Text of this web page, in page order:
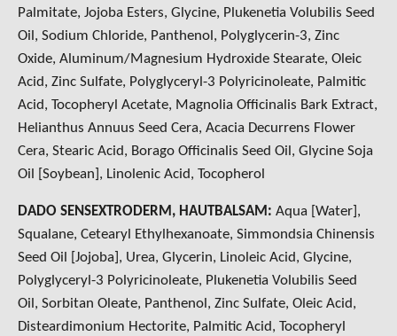
Palmitate, Jojoba Esters, Glycine, Plukenetia Volubilis Seed
Oil, Sodium Chloride, Panthenol, Polyglycerin-3, Zinc
Oxide, Aluminum/Magnesium Hydroxide Stearate, Oleic
Acid, Zinc Sulfate, Polyglyceryl-3 Polyricinoleate, Palmitic
Acid, Tocopheryl Acetate, Magnolia Officinalis Bark Extract,
Helianthus Annuus Seed Cera, Acacia Decurrens Flower
Cera, Stearic Acid, Borago Officinalis Seed Oil, Glycine Soja
Oil [Soybean], Linolenic Acid, Tocopherol
DADO SENSEXTRODERM, HAUTBALSAM: Aqua [Water],
Squalane, Cetearyl Ethylhexanoate, Simmondsia Chinensis
Seed Oil [Jojoba], Urea, Glycerin, Linoleic Acid, Glycine,
Polyglyceryl-3 Polyricinoleate, Plukenetia Volubilis Seed
Oil, Sorbitan Oleate, Panthenol, Zinc Sulfate, Oleic Acid,
Disteardimonium Hectorite, Palmitic Acid, Tocopheryl